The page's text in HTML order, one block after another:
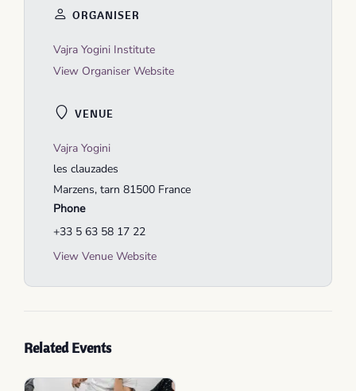
VENUE
Vajra Yogini
les clauzades
Marzens, tarn 81500 France
Phone
+33 5 63 58 17 22
View Venue Website
ORGANISER
Vajra Yogini Institute
View Organiser Website
Related Events